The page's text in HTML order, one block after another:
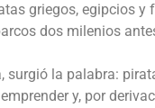
griegos, egipcios y
dos milenios
surgió la palabra:
y, por